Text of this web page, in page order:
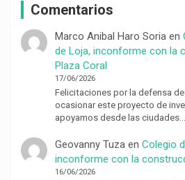
Comentarios
Marco Anibal Haro Soria en
de Loja, inconforme con la
Plaza Coral
17/06/2026
Felicitaciones por la defensa
ocasionar este proyecto de
apoyamos desde las ciudades…
Geovanny Tuzaen Colegio
inconforme con la
16/06/2026